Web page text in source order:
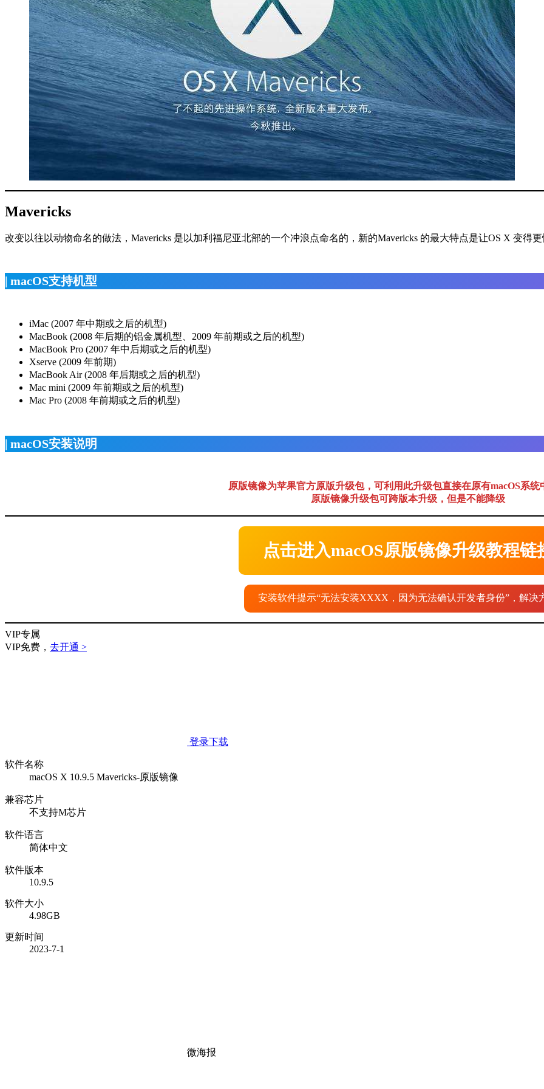
Mavericks
改变以往以动物命名的做法，Mavericks 是以加利福尼亚北部的一个冲浪点命名的，新的Mavericks 的最大特点是让OS X 变得
| macOS支持机型
iMac (2007 年中期或之后的机型)
MacBook (2008 年后期的铝金属机型、2009 年前期或之后的机型)
MacBook Pro (2007 年中后期或之后的机型)
Xserve (2009 年前期)
MacBook Air (2008 年后期或之后的机型)
Mac mini (2009 年前期或之后的机型)
Mac Pro (2008 年前期或之后的机型)
| macOS安装说明
原版镜像为苹果官方原版升级包，可利用此升级包直接在原有macOS系统
原版镜像升级包可跨版本升级，但是不能降级
点击进入macOS原版镜像升级教程链
安装软件提示“无法安装XXXX，因为无法确认开发者身份”，解决
VIP专属
VIP免费， 去开通 >
登录下载
软件名称
macOS X 10.9.5 Mavericks-原版镜像
兼容芯片
不支持M芯片
软件语言
简体中文
软件版本
10.9.5
软件大小
4.98GB
更新时间
2023-7-1
微海报